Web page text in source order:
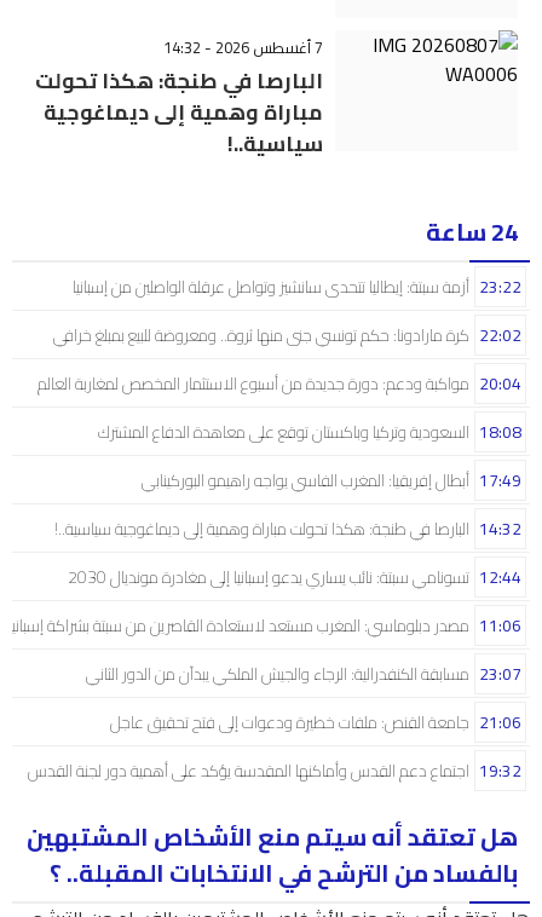
7 أغسطس 2026 - 14:32
البارصا في طنجة: هكذا تحولت
مباراة وهمية إلى ديماغوجية
سياسية..!
24 ساعة
أزمة سبتة: إيطاليا تتحدى سانشيز وتواصل عرقلة الواصلين من إسبانيا 23:22
كرة مارادونا: حكم تونسي جنى منها ثروة.. ومعروضة للبيع بمبلغ خرافي 22:02
مواكبة ودعم: دورة جديدة من أسبوع الاستثمار المخصص لمغاربة العالم 20:04
السعودية وتركيا وباكستان توقع على معاهدة الدفاع المشترك 18:08
أبطال إفريقيا: المغرب الفاسي يواجه راهيمو البوركينابي 17:49
البارصا في طنجة: هكذا تحولت مباراة وهمية إلى ديماغوجية سياسية..! 14:32
تسونامي سبتة: نائب يساري يدعو إسبانيا إلى مغادرة مونديال 2030 12:44
مصدر دبلوماسي: المغرب مستعد لاستعادة القاصرين من سبتة بشراكة إسبانية 11:06
مسابقة الكنفدرالية: الرجاء والجيش الملكي يبدآن من الدور الثاني 23:07
جامعة القنص: ملفات خطيرة ودعوات إلى فتح تحقيق عاجل 21:06
اجتماع دعم القدس وأماكنها المقدسة يؤكد على أهمية دور لجنة القدس 19:32
هل تعتقد أنه سيتم منع الأشخاص المشتبهين
بالفساد من الترشح في الانتخابات المقبلة.. ؟